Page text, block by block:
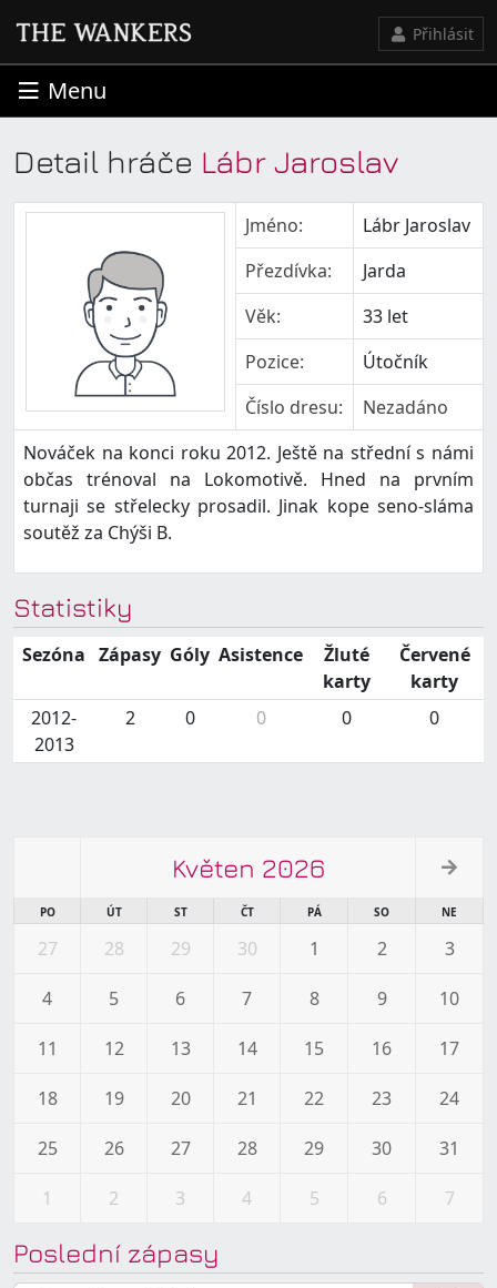
Přihlásit
Menu
Detail hráče Lábr Jaroslav
Jméno:
Lábr Jaroslav
Přezdívka:
Jarda
Věk:
33 let
Pozice:
Útočník
Číslo dresu:
Nezadáno
Nováček na konci roku 2012. Ještě na střední s námi
občas trénoval na Lokomotivě. Hned na prvním
turnaji se střelecky prosadil. Jinak kope seno-sláma
soutěž za Chýši B.
Statistiky
Sezóna Zápasy Góly Asistence
Žluté
karty
Červené
karty
2012-
2013
2 0 0 0 0
Květen 2026
PO ÚT ST ČT PÁ SO NE
27 28 29 30 1 2 3
4 5 6 7 8 9 10
11 12 13 14 15 16 17
18 19 20 21 22 23 24
25 26 27 28 29 30 31
1 2 3 4 5 6 7
Poslední zápasy